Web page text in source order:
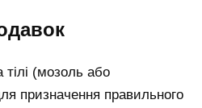
(мозоль або
призначення правильного